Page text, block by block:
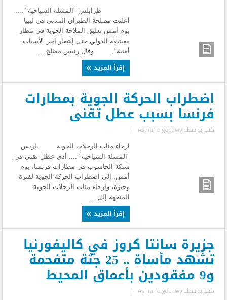
طرابلس "المسلة السياحية" .....
أعلنت مصلحة الطيران المدني في ليبيا
يوم أمس تعليق الملاحة الجوية في مطار
معيتيقة الدولي حتى إشعار آخر "لأسباب
أمنية". وقال رئيس مصلح ...
إقرأ المزيد
اضطراب الحركة الجوية بمطارات
فرنسا بسبب عطل تقنى
كتب بواسطةAshraf elgedawy
|
ارجاء مئات الرحلات الجوية باريس
"المسلة السياحية" .... أدى عطل تقني في
شبكة الحاسوب في مطارات فرنسا، يوم
أمس، إلى اضطراب الحركة الجوية لفترة
وجيزة، وإرجاء مئات الرحلات الجوية
المتجهة إلى ...
إقرأ المزيد
جزيرة سانتا كروز في كاليفورنيا
تشهد مأساة .. 25 جثة متفحمة
و9 مفقودين بأعماق المحيط
كتب بواسطةAshraf elgedawy
|